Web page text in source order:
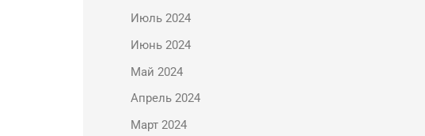
Июль 2024
Июнь 2024
Май 2024
Апрель 2024
Март 2024